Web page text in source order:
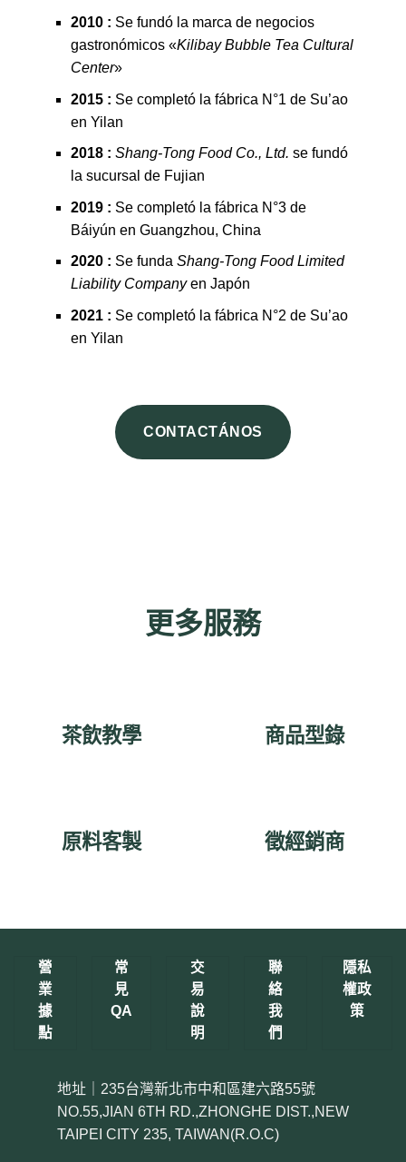
2010 : Se fundó la marca de negocios
gastronómicos «Kilibay Bubble Tea Cultural
Center»
2015 : Se completó la fábrica N°1 de Su’ao
en Yilan
2018 : Shang-Tong Food Co., Ltd. se fundó
la sucursal de Fujian
2019 : Se completó la fábrica N°3 de
Báiyún en Guangzhou, China
2020 : Se fundaShang-Tong Food Limited
Liability Companyen Japón
2021 : Se completó la fábrica N°2 de Su’ao
en Yilan
CONTACTÁNOS
更多服務
茶飲教學 商品型錄
原料客製 徵經銷商
營
業
據
點
常
見
QA
交
易
說
明
聯
絡
我
們
隱私
權政
策
地址｜235台灣新北市中和區建六路55號
NO.55,JIAN 6TH RD.,ZHONGHE DIST.,NEW
TAIPEI CITY 235, TAIWAN(R.O.C)